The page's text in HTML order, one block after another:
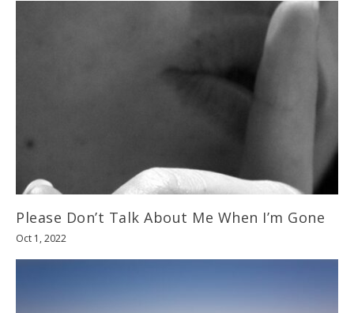
Please Don’t Talk About Me When I’m Gone
Oct 1, 2022